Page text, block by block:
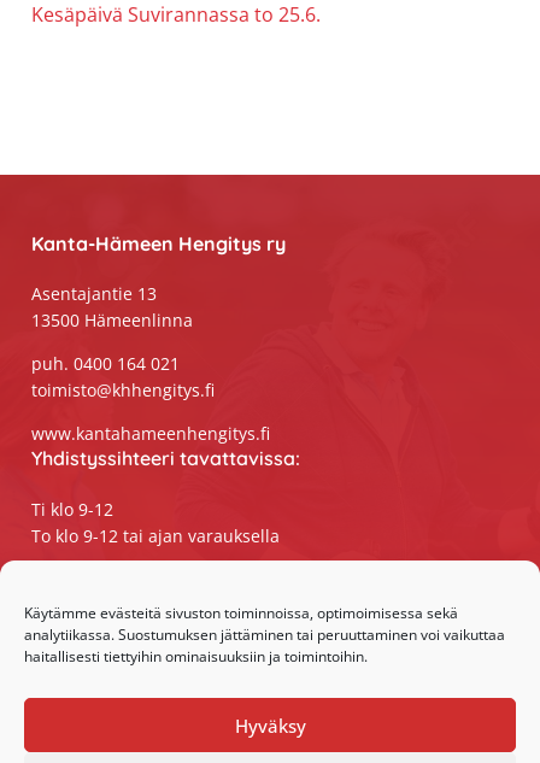
Käytämme evästeitä sivuston toiminnoissa, optimoimisessa sekä
analytiikassa. Suostumuksen jättäminen tai peruuttaminen voi vaikuttaa
haitallisesti tiettyihin ominaisuuksiin ja toimintoihin.
Hyväksy
Kesäpäivä Suvirannassa to 25.6.
Kanta-Hämeen Hengitys ry
Asentajantie 13
13500 Hämeenlinna
puh. 0400 164 021
toimisto@khhengitys.fi
www.kantahameenhengitys.fi
Yhdistyssihteeri tavattavissa:
Ti klo 9-12
To klo 9-12 tai ajan varauksella
maanantaista perjantaihin klo 9-15
Instagram